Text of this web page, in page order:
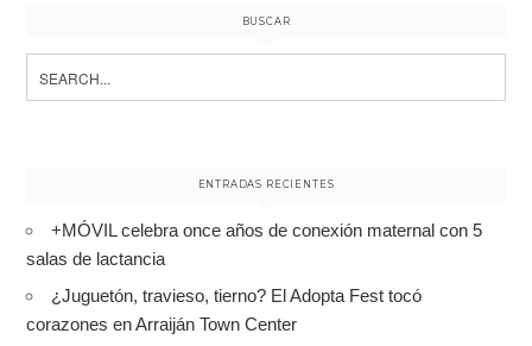
BUSCAR
ENTRADAS RECIENTES
+MÓVIL celebra once años de conexión maternal con 5
salas de lactancia
¿Juguetón, travieso, tierno? El Adopta Fest tocó
corazones en Arraiján Town Center